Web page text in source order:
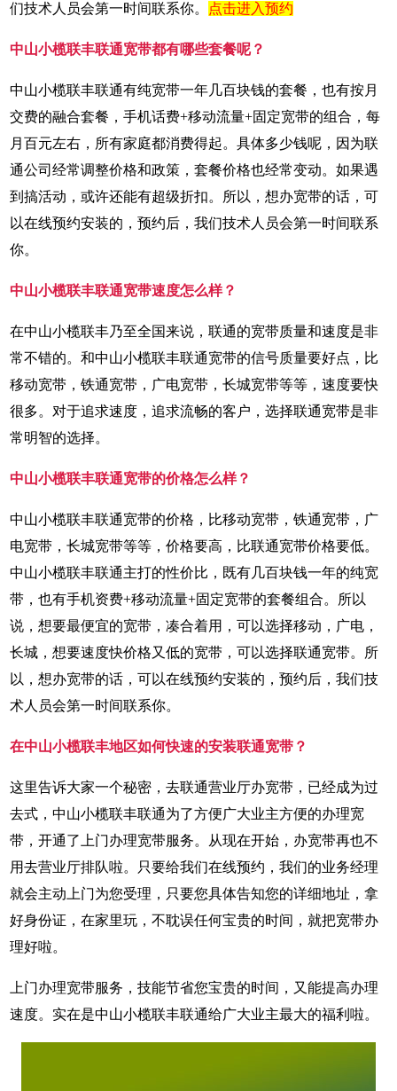
们技术人员会第一时间联系你。
点击进入预约
中山小榄联丰联通宽带都有哪些套餐呢？
中山小榄联丰联通有纯宽带一年几百块钱的套餐，也有按月
交费的融合套餐，手机话费+移动流量+固定宽带的组合，每
月百元左右，所有家庭都消费得起。具体多少钱呢，因为联
通公司经常调整价格和政策，套餐价格也经常变动。如果遇
到搞活动，或许还能有超级折扣。所以，想办宽带的话，可
以在线预约安装的，预约后，我们技术人员会第一时间联系
你。
中山小榄联丰联通宽带速度怎么样？
在中山小榄联丰乃至全国来说，联通的宽带质量和速度是非
常不错的。和中山小榄联丰联通宽带的信号质量要好点，比
移动宽带，铁通宽带，广电宽带，长城宽带等等，速度要快
很多。对于追求速度，追求流畅的客户，选择联通宽带是非
常明智的选择。
中山小榄联丰联通宽带的价格怎么样？
中山小榄联丰联通宽带的价格，比移动宽带，铁通宽带，广
电宽带，长城宽带等等，价格要高，比联通宽带价格要低。
中山小榄联丰联通主打的性价比，既有几百块钱一年的纯宽
带，也有手机资费+移动流量+固定宽带的套餐组合。所以
说，想要最便宜的宽带，凑合着用，可以选择移动，广电，
长城，想要速度快价格又低的宽带，可以选择联通宽带。所
以，想办宽带的话，可以在线预约安装的，预约后，我们技
术人员会第一时间联系你。
在中山小榄联丰地区如何快速的安装联通宽带？
这里告诉大家一个秘密，去联通营业厅办宽带，已经成为过
去式，中山小榄联丰联通为了方便广大业主方便的办理宽
带，开通了上门办理宽带服务。从现在开始，办宽带再也不
用去营业厅排队啦。只要给我们在线预约，我们的业务经理
就会主动上门为您受理，只要您具体告知您的详细地址，拿
好身份证，在家里玩，不耽误任何宝贵的时间，就把宽带办
理好啦。
上门办理宽带服务，技能节省您宝贵的时间，又能提高办理
速度。实在是中山小榄联丰联通给广大业主最大的福利啦。